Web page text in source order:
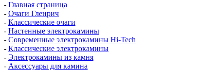
- Главная страница
- Очаги Гленрич
- Классические очаги
- Настенные электрокамины
- Современные электрокамины Hi-Tech
- Классические электрокамины
- Электрокамины из камня
- Аксессуары для камина